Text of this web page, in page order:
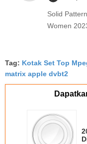
Solid
Women
Tag: Kotak Set Top
matrix apple dvbt2